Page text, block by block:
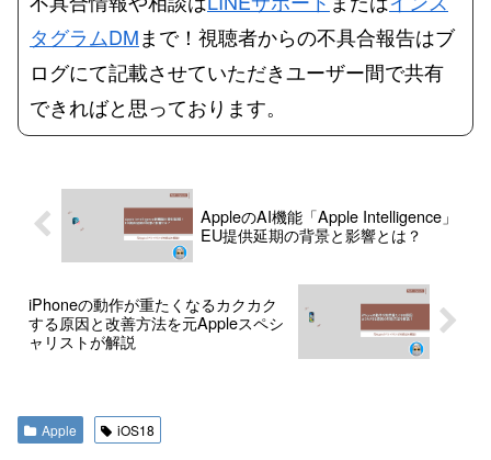
タグラムDMまで！視聴者からの不具合報告はブ
ログにて記載させていただきユーザー間で共有
できればと思っております。
AppleのAI機能「Apple Intelligence」
EU提供延期の背景と影響とは？
iPhoneの動作が重たくなるカクカク
する原因と改善方法を元Appleスペシ
ャリストが解説
Apple iOS18